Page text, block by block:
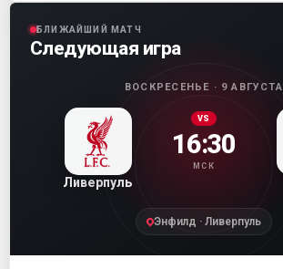
БЛИЖАЙШИЙ МАТЧ
Следующая игра
ВОСКРЕСЕНЬЕ · 9 АВГУСТА
Ливерпуль
VS
16:30
МСК
Энфилд · Ливерпуль